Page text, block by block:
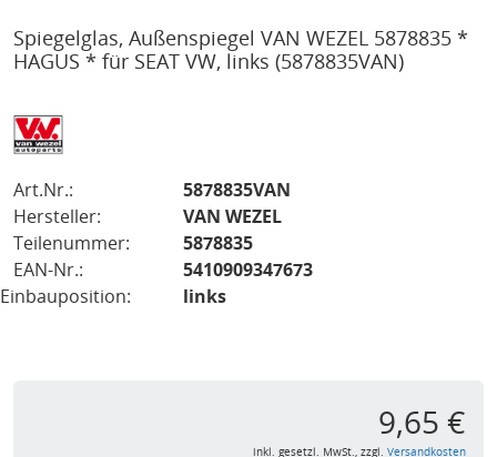
Spiegelglas, Außenspiegel VAN WEZEL 5878835 *
HAGUS * für SEAT VW, links (5878835VAN)
Art.Nr.:
5878835VAN
Hersteller:
VAN WEZEL
Teilenummer:
5878835
EAN-Nr.:
5410909347673
Einbauposition:
links
9,65 €
inkl. gesetzl. MwSt., zzgl. Versandkosten